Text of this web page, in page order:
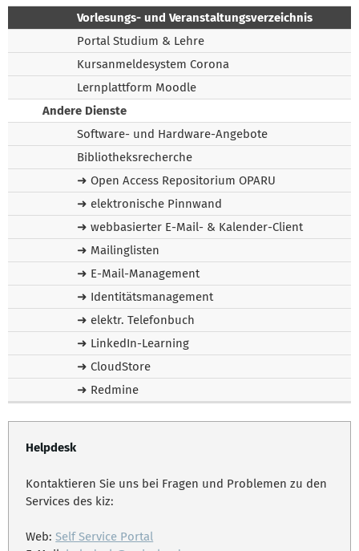
Vorlesungs- und Veranstaltungsverzeichnis
Portal Studium & Lehre
Kursanmeldesystem Corona
Lernplattform Moodle
Andere Dienste
Software- und Hardware-Angebote
Bibliotheksrecherche
➜ Open Access Repositorium OPARU
➜ elektronische Pinnwand
➜ webbasierter E-Mail- & Kalender-Client
➜ Mailinglisten
➜ E-Mail-Management
➜ Identitätsmanagement
➜ elektr. Telefonbuch
➜ LinkedIn-Learning
➜ CloudStore
➜ Redmine
Helpdesk
Kontaktieren Sie uns bei Fragen und Problemen zu den
Services des kiz:
Web:Self Service Portal